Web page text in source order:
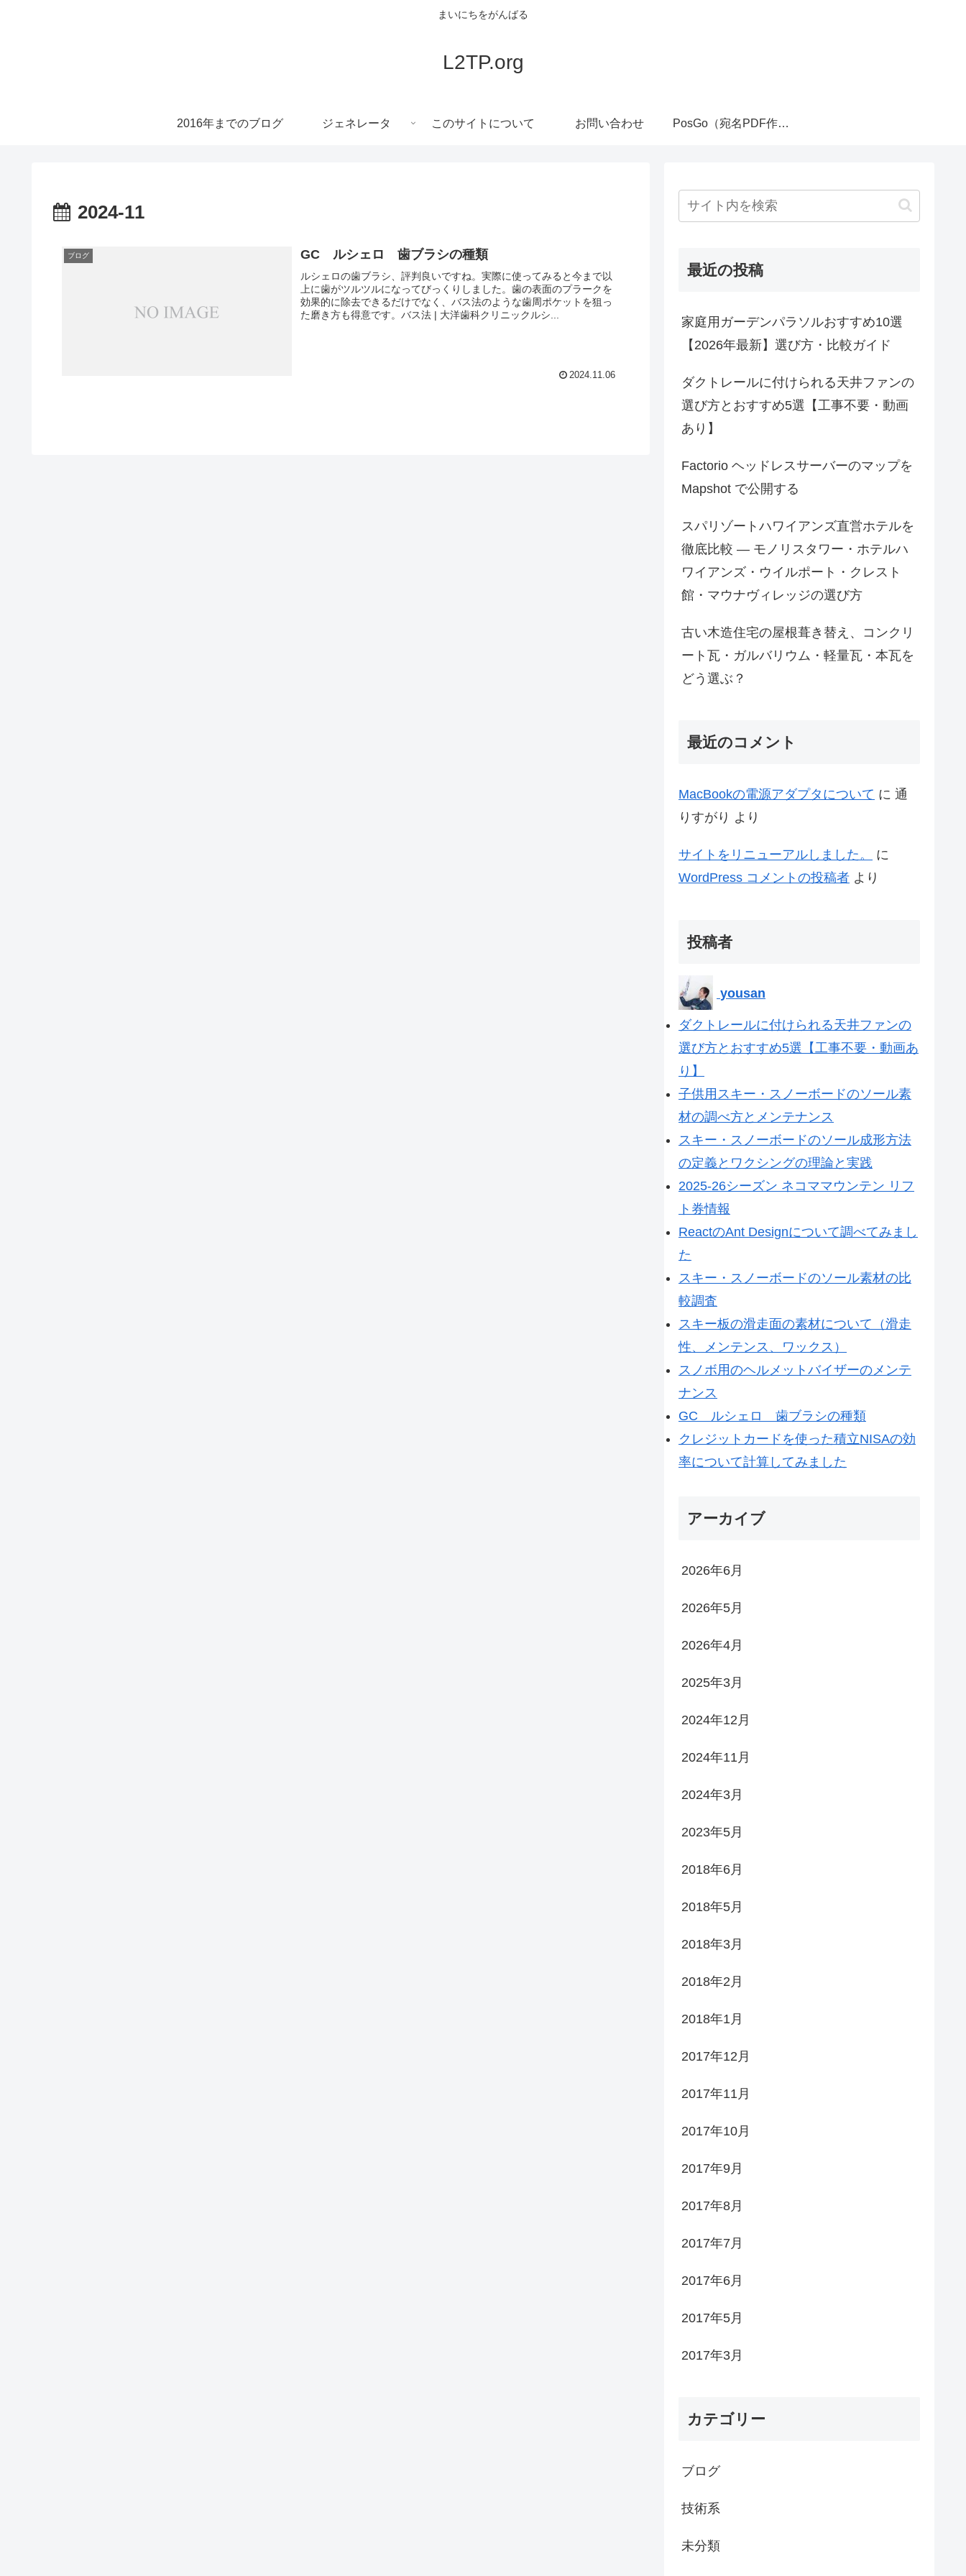
まいにちをがんばる
L2TP.org
2016年までのブログ ジェネレータ このサイトについて お問い合わせ PosGo（宛名PDF作成ツール）
2024-11
ブログ GC ルシェロ 歯ブラシの種類
ルシェロの歯ブラシ、評判良いですね。実際に使ってみると今まで以
上に歯がツルツルになってびっくりしました。歯の表面のプラークを
効果的に除去できるだけでなく、バス法のような歯周ポケットを狙っ
た磨き方も得意です。バス法 | 大洋歯科クリニックルシ...
2024.11.06
最近の投稿
家庭用ガーデンパラソルおすすめ10選
【2026年最新】選び方・比較ガイド
ダクトレールに付けられる天井ファンの
選び方とおすすめ5選【工事不要・動画
あり】
Factorio ヘッドレスサーバーのマップを
Mapshot で公開する
スパリゾートハワイアンズ直営ホテルを
徹底比較 — モノリスタワー・ホテルハ
ワイアンズ・ウイルポート・クレスト
館・マウナヴィレッジの選び方
古い木造住宅の屋根葺き替え、コンクリ
ート瓦・ガルバリウム・軽量瓦・本瓦を
どう選ぶ？
最近のコメント
MacBookの電源アダプタについて に 通
りすがり より
サイトをリニューアルしました。
に
WordPress コメントの投稿者 より
投稿者
yousan
ダクトレールに付けられる天井ファンの
選び方とおすすめ5選【工事不要・動画あ
り】
子供用スキー・スノーボードのソール素
材の調べ方とメンテナンス
スキー・スノーボードのソール成形方法
の定義とワクシングの理論と実践
2025-26シーズン ネコママウンテン リフ
ト券情報
ReactのAnt Designについて調べてみまし
た
スキー・スノーボードのソール素材の比
較調査
スキー板の滑走面の素材について（滑走
性、メンテンス、ワックス）
スノボ用のヘルメットバイザーのメンテ
ナンス
GC ルシェロ 歯ブラシの種類
クレジットカードを使った積立NISAの効
率について計算してみました
アーカイブ
2026年6月
2026年5月
2026年4月
2025年3月
2024年12月
2024年11月
2024年3月
2023年5月
2018年6月
2018年5月
2018年3月
2018年2月
2018年1月
2017年12月
2017年11月
2017年10月
2017年9月
2017年8月
2017年7月
2017年6月
2017年5月
2017年3月
カテゴリー
ブログ
技術系
未分類